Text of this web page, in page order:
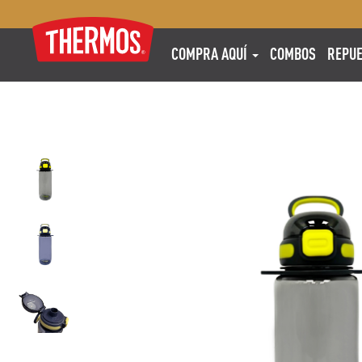
COMPRA AQUÍ COMBOS
COMBOS
REPUESTOS
NOSOTROS
BUSCAR